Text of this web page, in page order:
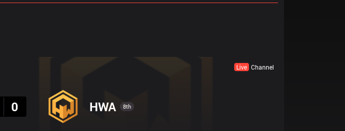
Live Channel
0 HWA 8th